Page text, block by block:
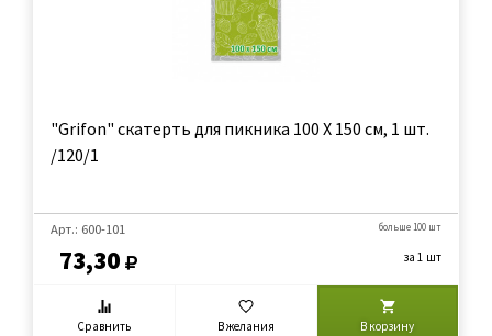
"Grifon" скатерть для пикника 100 Х 150 см, 1 шт.
/120/1
Арт.: 600-101
73,30
больше 100 шт
за 1 шт
Сравнить В желания В корзину